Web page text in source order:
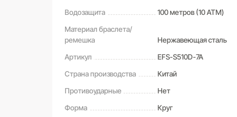
Водозащита
100 метров (10 ATM)
Материал браслета/
ремешка
Нержавеющая сталь
Артикул
EFS-S510D-7A
Страна производства
Китай
Противоударные
Нет
Форма
Круг